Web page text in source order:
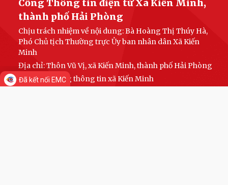
Cổng Thông tin điện tử Xã Kiến Minh,
thành phố Hải Phòng
Chịu trách nhiệm về nội dung: Bà Hoàng Thị Thúy Hà,
Phó Chủ tịch Thường trực Ủy ban nhân dân Xã Kiến
Minh
Địa chỉ: Thôn Vũ Vị, xã Kiến Minh, thành phố Hải Phòng
Fanpage: Cổng thông tin xã Kiến Minh
Đã kết nối EMC